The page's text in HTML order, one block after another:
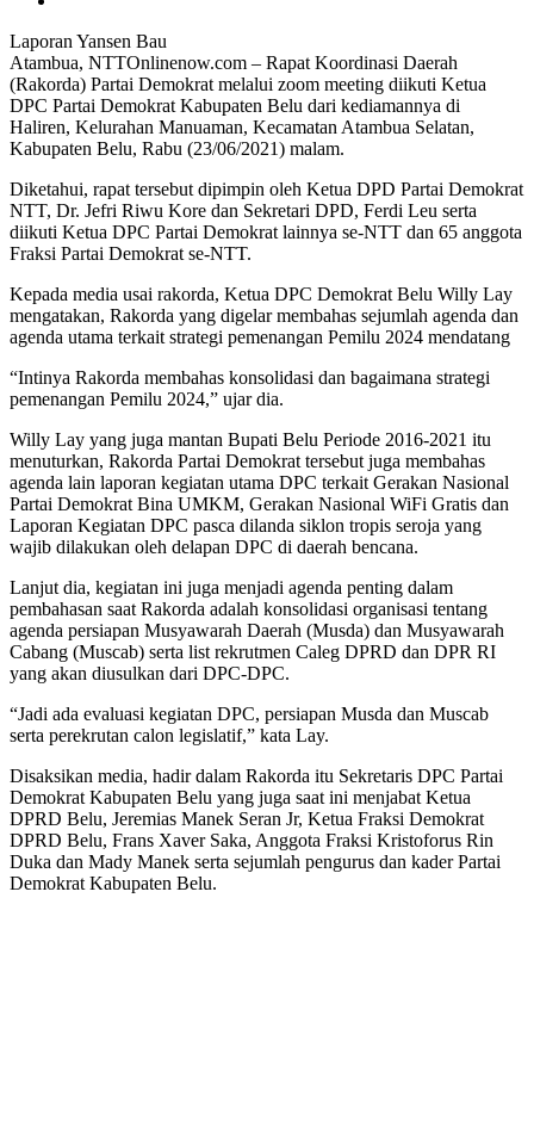
Laporan Yansen Bau
Atambua, NTTOnlinenow.com – Rapat Koordinasi Daerah
(Rakorda) Partai Demokrat melalui zoom meeting diikuti Ketua
DPC Partai Demokrat Kabupaten Belu dari kediamannya di
Haliren, Kelurahan Manuaman, Kecamatan Atambua Selatan,
Kabupaten Belu, Rabu (23/06/2021) malam.
Diketahui, rapat tersebut dipimpin oleh Ketua DPD Partai Demokrat
NTT, Dr. Jefri Riwu Kore dan Sekretari DPD, Ferdi Leu serta
diikuti Ketua DPC Partai Demokrat lainnya se-NTT dan 65 anggota
Fraksi Partai Demokrat se-NTT.
Kepada media usai rakorda, Ketua DPC Demokrat Belu Willy Lay
mengatakan, Rakorda yang digelar membahas sejumlah agenda dan
agenda utama terkait strategi pemenangan Pemilu 2024 mendatang
“Intinya Rakorda membahas konsolidasi dan bagaimana strategi
pemenangan Pemilu 2024,” ujar dia.
Willy Lay yang juga mantan Bupati Belu Periode 2016-2021 itu
menuturkan, Rakorda Partai Demokrat tersebut juga membahas
agenda lain laporan kegiatan utama DPC terkait Gerakan Nasional
Partai Demokrat Bina UMKM, Gerakan Nasional WiFi Gratis dan
Laporan Kegiatan DPC pasca dilanda siklon tropis seroja yang
wajib dilakukan oleh delapan DPC di daerah bencana.
Lanjut dia, kegiatan ini juga menjadi agenda penting dalam
pembahasan saat Rakorda adalah konsolidasi organisasi tentang
agenda persiapan Musyawarah Daerah (Musda) dan Musyawarah
Cabang (Muscab) serta list rekrutmen Caleg DPRD dan DPR RI
yang akan diusulkan dari DPC-DPC.
“Jadi ada evaluasi kegiatan DPC, persiapan Musda dan Muscab
serta perekrutan calon legislatif,” kata Lay.
Disaksikan media, hadir dalam Rakorda itu Sekretaris DPC Partai
Demokrat Kabupaten Belu yang juga saat ini menjabat Ketua
DPRD Belu, Jeremias Manek Seran Jr, Ketua Fraksi Demokrat
DPRD Belu, Frans Xaver Saka, Anggota Fraksi Kristoforus Rin
Duka dan Mady Manek serta sejumlah pengurus dan kader Partai
Demokrat Kabupaten Belu.